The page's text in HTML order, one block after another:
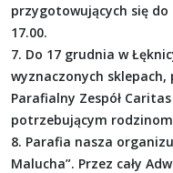
przygotowujących się do
17.00.
7. Do 17 grudnia w
wyznaczonych
Parafialny Zespół
potrzebującym
8. Parafia nasza
Malucha”. Przez cały